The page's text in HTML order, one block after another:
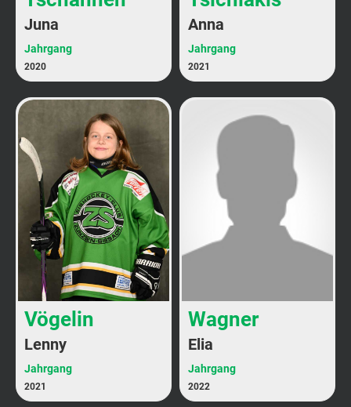
Juna
Jahrgang
2020
Anna
Jahrgang
2021
Vögelin
Lenny
Jahrgang
2021
Wagner
Elia
Jahrgang
2022